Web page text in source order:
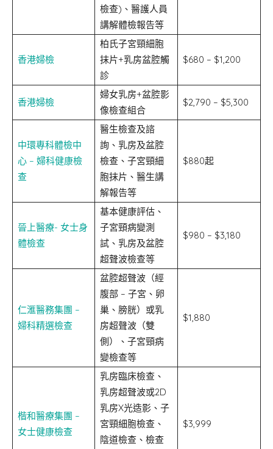
檢查)、醫護人員
講解體檢報告等
香港婦檢
柏氏子宮頸細胞
抹片+乳房盆腔觸
診
$680 – $1,200
香港婦檢
婦女乳房+盆腔影
像檢查組合
$2,790 – $5,300
中環專科體檢中
心 – 婦科健康檢
查
醫生檢查及諮
詢、乳房及盆腔
檢查、子宮頸細
胞抹片、醫生講
解報告等
$880起
晉上醫療- 女士身
體檢查
基本健康評估、
子宮頸病變測
試、乳房及盆腔
超聲波檢查等
$980 – $3,180
仁滙醫務集團 –
婦科精選檢查
盆腔超聲波（經
腹部 – 子宮、卵
巢、膀胱）或乳
房超聲波（雙
側）、子宮頸病
變檢查等
$1,880
楷和醫療集團 –
女⼠健康檢查
乳房臨床檢查、
乳房超聲波或2D
乳房X光造影、⼦
宮頸細胞檢查、
陰道檢查、檢查
$3,999